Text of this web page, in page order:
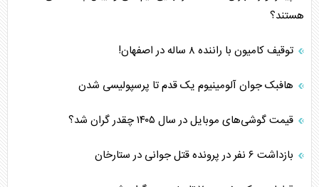
هستند؟
توقیف کامیون با راننده ۸ ساله در اصفهان!
هافبک جوان آلومینیوم یک قدم تا پرسپولیسی شدن
قیمت گوشی‌های موبایل در سال ۱۴۰۵ چقدر گران شد؟
بازداشت ۶ نفر در پرونده قتل جوانی در ستارخان